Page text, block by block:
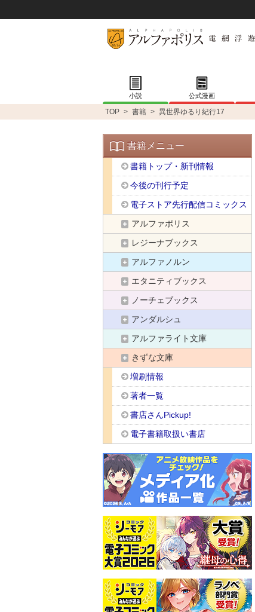
小説 公式漫画
TOP > 書籍 > 異世界ゆるり紀行17
書籍メニュー
書籍トップ・新刊情報
今後の刊行予定
電子ストア先行配信コミックス
アルファポリス
レジーナブックス
アルファノルン
エタニティブックス
ノーチェブックス
アンダルシュ
アルファライト文庫
きずな文庫
増刷情報
著者一覧
書店さんPickup!
電子書籍取扱い書店